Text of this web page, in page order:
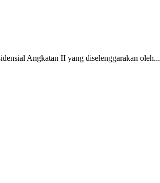
Angkatan II yang diselenggarakan oleh...